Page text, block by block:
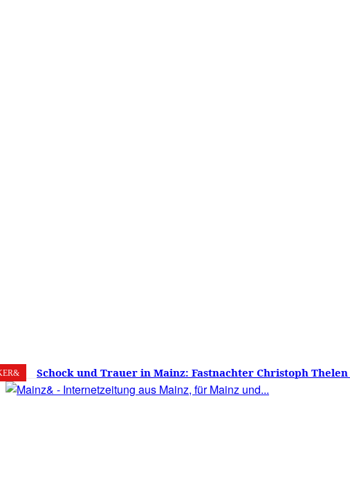
6. August 2026 20.8 Mainz
Schock und Trauer in Mainz: Fastnachter Christoph
60 Jahren gestorben – Was ist die Fastnacht ohne…?